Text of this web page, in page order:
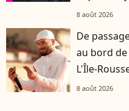
8 août 2026
De
au bord
L'Île-
8 août 2026